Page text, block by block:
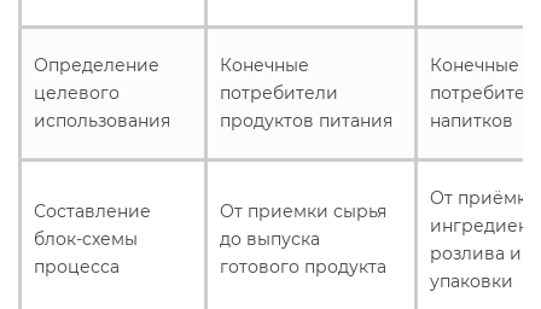
Определение
целевого
использования
Конечные
потребители
продуктов питания
Конечные
напитков
Составление
блок-схемы
процесса
От приемки сырья
до выпуска
готового продукта
От приёмки
розлива и
упаковки